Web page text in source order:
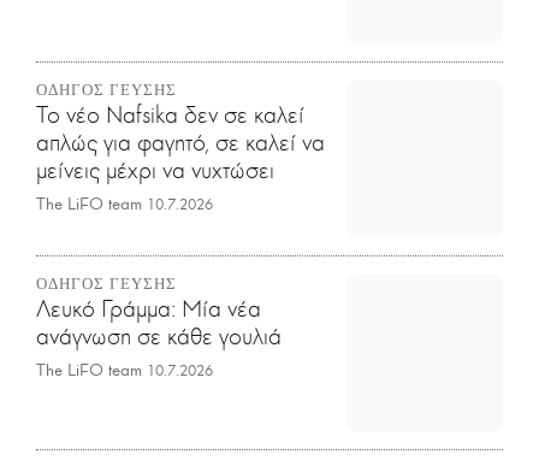
ΟΔΗΓΟΣ ΓΕΥΣΗΣ
Το νέο Nafsika δεν σε καλεί
απλώς για φαγητό, σε καλεί να
μείνεις μέχρι να νυχτώσει
The LiFO team 10.7.2026
ΟΔΗΓΟΣ ΓΕΥΣΗΣ
Λευκό Γράμμα: Μία νέα
ανάγνωση σε κάθε γουλιά
The LiFO team 10.7.2026